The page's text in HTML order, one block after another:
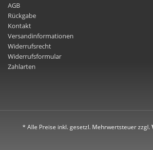
AGB
Rückgabe
Kontakt
Versandinformationen
Widerrufsrecht
Widerrufsformular
Zahlarten
* Alle Preise inkl. gesetzl. Mehrwertsteuer zzgl.